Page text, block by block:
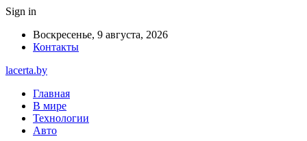
Sign in
Воскресенье, 9 августа, 2026
Контакты
lacerta.by
Главная
В мире
Технологии
Авто